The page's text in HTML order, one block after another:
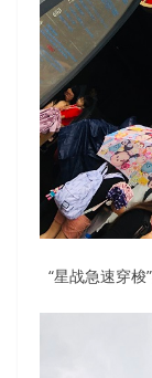
“星战急速穿梭